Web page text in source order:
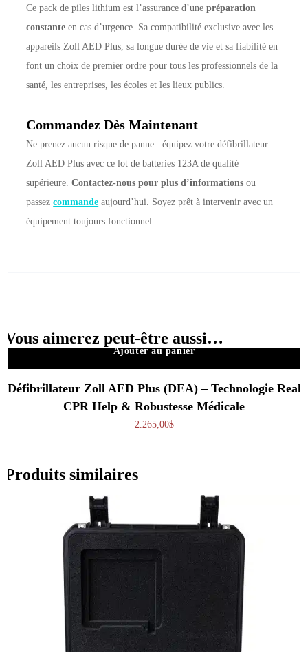
Ce pack de piles lithium est l’assurance d’unepréparation
constante en cas d’urgence. Sa compatibilité exclusive avec les
appareils Zoll AED Plus, sa longue durée de vie et sa fiabilité en
font un choix de premier ordre pour tous les professionnels de la
santé, les entreprises, les écoles et les lieux publics.
Commandez Dès Maintenant
Ne prenez aucun risque de panne : équipez votre défibrillateur
Zoll AED Plus avec ce lot de batteries 123A de qualité
supérieure.Contactez-nous pour plus d’informations ou
passezcommande aujourd’hui. Soyez prêt à intervenir avec un
équipement toujours fonctionnel.
Vous aimerez peut-être aussi…
Ajouter au panier
Défibrillateur Zoll AED Plus (DEA) – Technologie Real
CPR Help & Robustesse Médicale
2.265,00$
Produits similaires